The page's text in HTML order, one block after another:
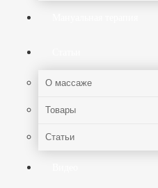
О массаже
Товары
Статьи